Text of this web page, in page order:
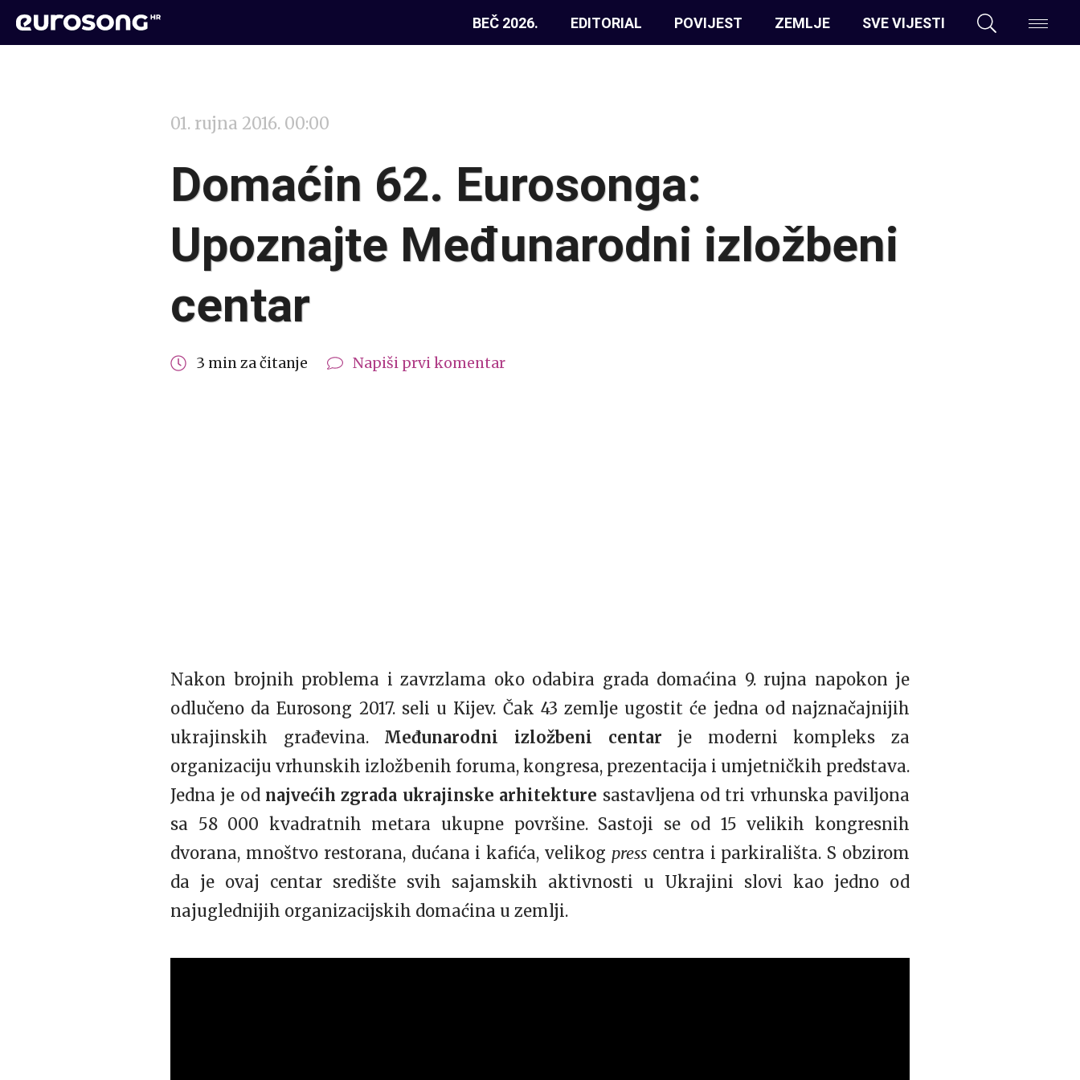
BEČ 2026. EDITORIAL POVIJEST ZEMLJE SVE VIJESTI
01. rujna 2016. 00:00
Domaćin 62. Eurosonga:
Upoznajte Međunarodni izložbeni
centar
3 min za čitanje Napiši prvi komentar
Nakon brojnih problema i zavrzlama oko odabira grada domaćina 9. rujna napokon je
odlučeno da Eurosong 2017. seli u Kijev. Čak 43 zemlje ugostit će jedna od najznačajnijih
ukrajinskih građevina.Međunarodni izložbeni centar je moderni kompleks za
organizaciju vrhunskih izložbenih foruma, kongresa, prezentacija i umjetničkih predstava.
Jedna je od najvećih zgrada ukrajinske arhitekture sastavljena od tri vrhunska paviljona
sa 58 000 kvadratnih metara ukupne površine. Sastoji se od 15 velikih kongresnih
dvorana, mnoštvo restorana, dućana i kafića, velikog presscentra i parkirališta. S obzirom
da je ovaj centar središte svih sajamskih aktivnosti u Ukrajini slovi kao jedno od
najuglednijih organizacijskih domaćina u zemlji.